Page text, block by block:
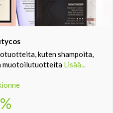
kuten shampoita,
muotoilutuotteita Lisää...